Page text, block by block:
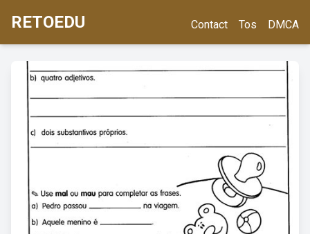
RETOEDU Contact Tos DMCA